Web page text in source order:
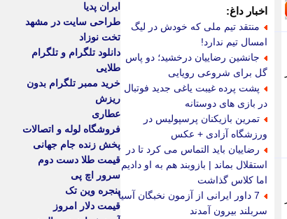
اخبار داغ:
منتقد تیم ملی که خودش در لیگ
امسال تیم ندارد!
جانشین رضاییان درخشید؛ دو پاس
گل برای شروعی رویایی
پشت پرده غیبت یاغی جدید فوتبال
در بازی های دوستانه
تمرین بازیکنان پرسپولیس در
ورزشگاه آزادی + عکس
رضاییان باید التماس می کرد تا در
استقلال بماند | بازوبند هم به او دادیم
اما کلاس گذاشت
7 داور ایرانی از آزمون نخبگان آسیا
سربلند بیرون آمدند
ایران پدیا
طراحی سایت در مشهد
تخت نوزاد
دانلود تلگرام و تلگرام
طلایی
خرید ممبر تلگرام بدون
ریزش
عطاری
فروشگاه لوله و اتصالات
پخش زنده جام جهانی
قیمت طلا دست دوم
سرور اچ پی
پنجره وین تک
قیمت دلار امروز